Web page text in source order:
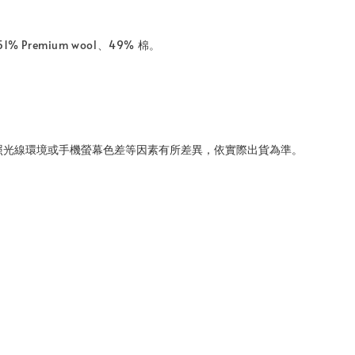
Premium wool、49% 棉。
線環境或手機螢幕色差等因素有所差異，依實際出貨為準。